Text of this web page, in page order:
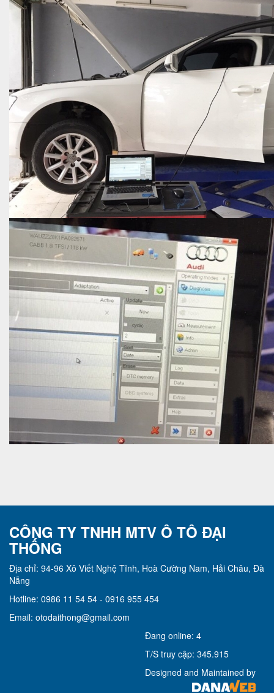
CÔNG TY TNHH MTV Ô TÔ ĐẠI
THỐNG
Địa chỉ: 94-96 Xô Viết Nghệ Tĩnh, Hoà Cường Nam, Hải Châu, Đà
Nẵng
Hotline: 0986 11 54 54 - 0916 955 454
Email: otodaithong@gmail.com
Đang online: 4
T/S truy cập: 345.915
Designed and Maintained by